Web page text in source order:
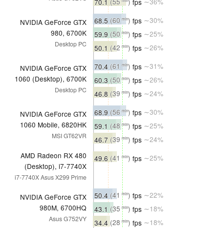
NVIDIA GeForce GTX
980, 6700K
Desktop PC
68.5 (60 min) fps ∼30%
59.9 (50 min) fps ∼25%
50.1 (42 min) fps ∼26%
NVIDIA GeForce GTX
1060 (Desktop), 6700K
Desktop PC
70.4 (61 min) fps ∼31%
60.3 (50 min) fps ∼26%
46.8 (39 min) fps ∼24%
NVIDIA GeForce GTX
1060 Mobile, 6820HK
MSI GT62VR
68.9 (56 min) fps ∼30%
59.1 (48 min) fps ∼25%
46.7 (39 min) fps ∼24%
AMD Radeon RX 480
(Desktop), i7-7740X
i7-7740X Asus X299 Prime
49.6 (41 min) fps ∼25%
NVIDIA GeForce GTX
980M, 6700HQ
Asus G752VY
50.4 (41 min) fps ∼22%
43.1 (35 min) fps ∼18%
34.4(28 min) fps ∼18%